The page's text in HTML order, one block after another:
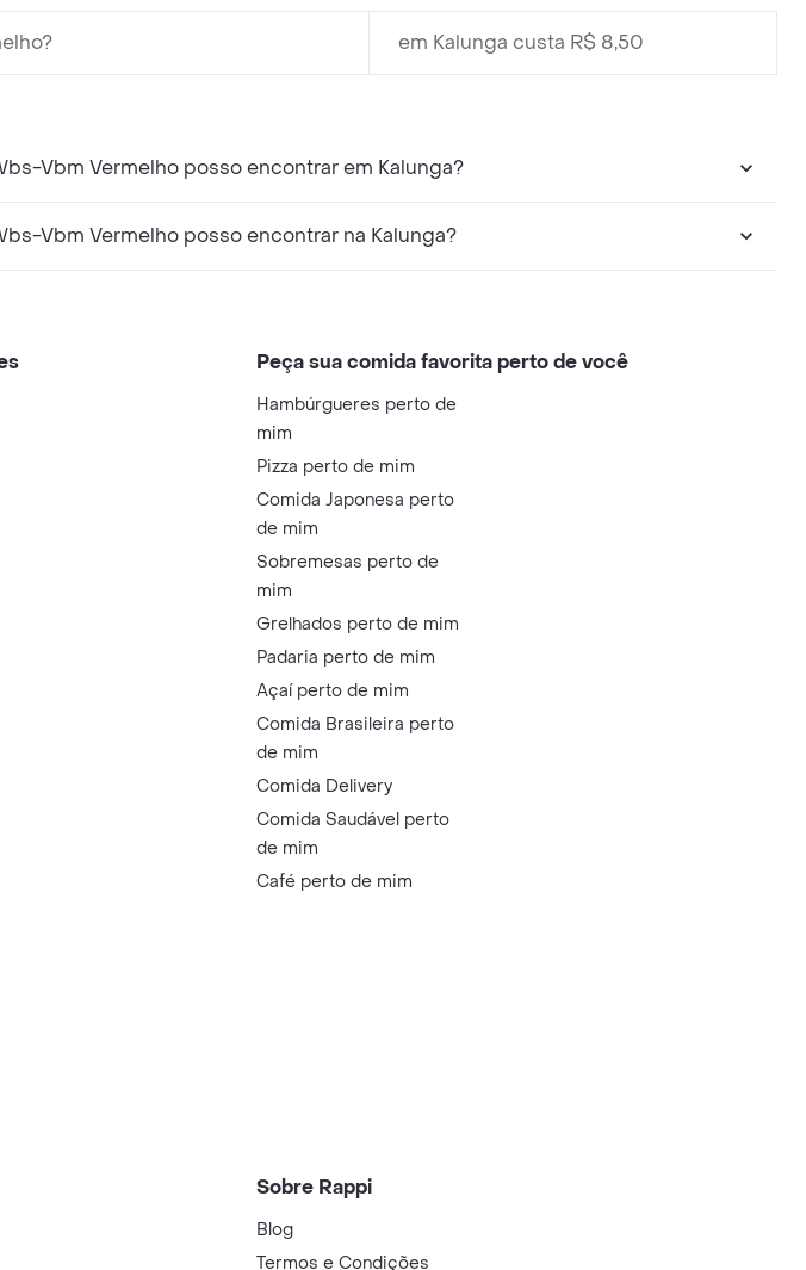
em Kalunga custa R$ 8,50
Vbm Vermelho posso encontrar em Kalunga?
Vbm Vermelho posso encontrar na Kalunga?
Peça sua comida favorita perto de você
Hambúrgueres perto de
mim
Pizza perto de mim
Comida Japonesa perto
de mim
Sobremesas perto de
mim
Grelhados perto de mim
Padaria perto de mim
Açaí perto de mim
Comida Brasileira perto
de mim
Comida Delivery
Comida Saudável perto
de mim
Café perto de mim
Sobre Rappi
Blog
Termos e Condições